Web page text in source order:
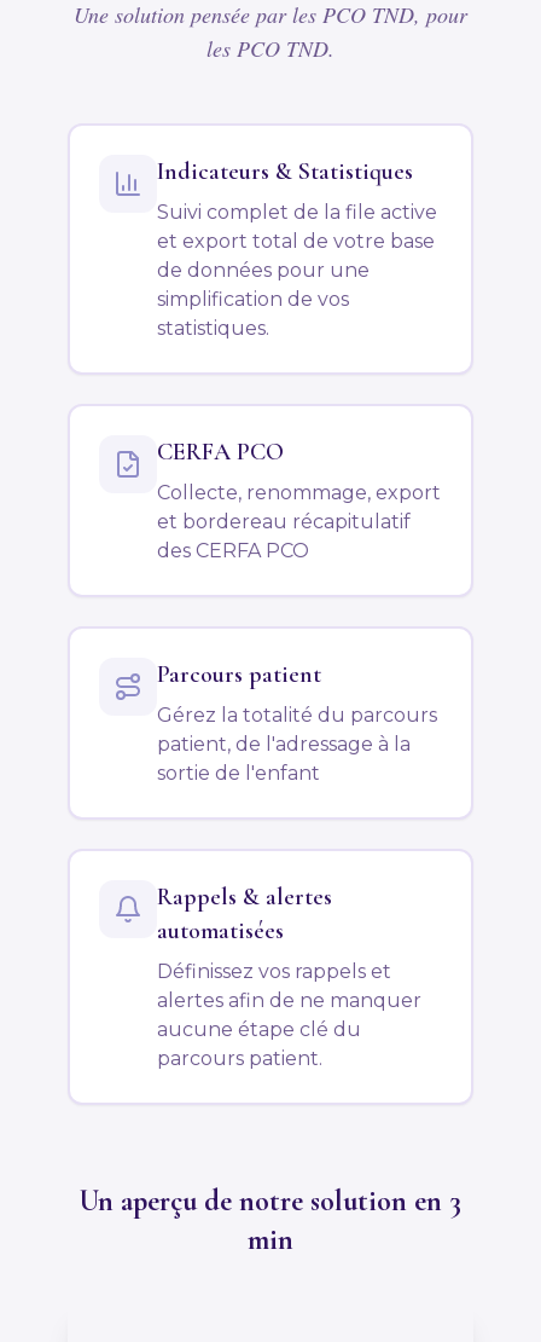
Une solution pensée par les PCO TND, pour
les PCO TND.
Indicateurs & Statistiques
Suivi complet de la file active
et export total de votre base
de données pour une
simplification de vos
statistiques.
CERFA PCO
Collecte, renommage, export
et bordereau récapitulatif
des CERFA PCO
Parcours patient
Gérez la totalité du parcours
patient, de l'adressage à la
sortie de l'enfant
Rappels & alertes
automatisées
Définissez vos rappels et
alertes afin de ne manquer
aucune étape clé du
parcours patient.
Un aperçu de notre solution en 3
min